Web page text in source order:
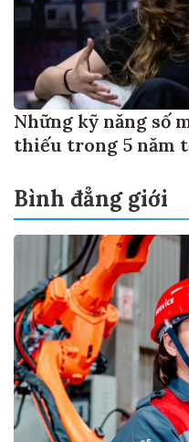
Những kỹ năng số
thiếu trong 5 năm
Bình đẳng giới